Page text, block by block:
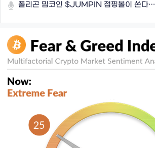
폴리곤 밈코인 $JUMPIN 점핑볼이 쏜다…